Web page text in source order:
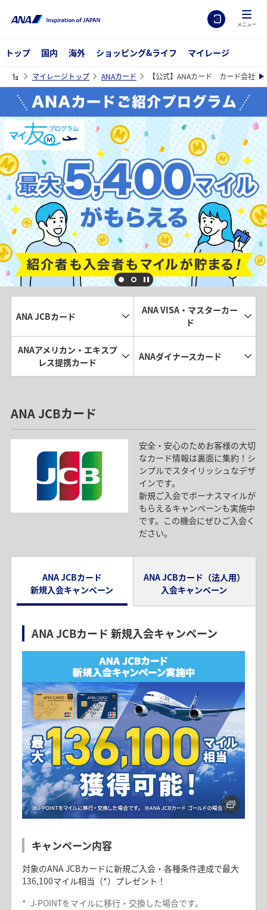
メニュー
トップ 国内 海外 ショッピング&ライフ マイレージ
マイレージトップ ANAカード 【公式】ANAカード カード会社別
ANAカードご紹介プログラム マイ友プログラム 最大5400マイルが
もらえる 紹介者も入会者もマイルが貯まる！
ANA JCBカード
ANA VISA・マスターカー
ド
ANAアメリカン・エキスプ
レス提携カード
ANAダイナースカード
ANA JCBカード
安全・安心のためお客様の大切
なカード情報は裏面に集約！シ
ンプルでスタイリッシュなデザ
インです。
新規ご入会でボーナスマイルが
もらえるキャンペーンも実施中
です。この機会にぜひご入会く
ださい。
ANA JCBカード
新規入会キャンペーン
ANA JCBカード（法人用）
入会キャンペーン
ANA JCBカード 新規入会キャンペーン
キャンペーン内容
対象のANA JCBカードに新規ご入会・各種条件達成で最大
136,100マイル相当（*）プレゼント！
* J-POINTをマイルに移行・交換した場合です。